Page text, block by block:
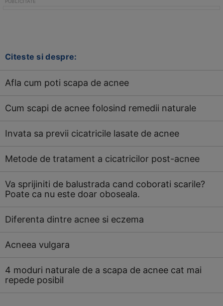
Citeste si despre:
Afla cum poti scapa de acnee
Cum scapi de acnee folosind remedii naturale
Invata sa previi cicatricile lasate de acnee
Metode de tratament a cicatricilor post-acnee
Va sprijiniti de balustrada cand coborati scarile?
Poate ca nu este doar oboseala.
Diferenta dintre acnee si eczema
Acneea vulgara
4 moduri naturale de a scapa de acnee cat mai
repede posibil